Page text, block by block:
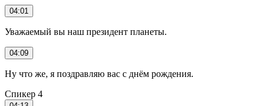
04:01
Уважаемый вы наш президент планеты.
04:09
Ну что же, я поздравляю вас с днём рождения.
Спикер 4